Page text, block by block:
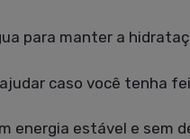
para manter a
caso você tenha
energia estável e